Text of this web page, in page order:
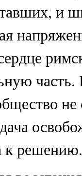
и
к решению.